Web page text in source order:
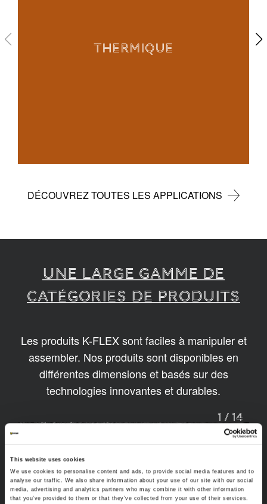
This website uses cookies
We use cookies to personalise content and ads, to provide social media features and to
analyse our traffic. We also share information about your use of our site with our social
media, advertising and analytics partners who may combine it with other information
that you’ve provided to them or that they’ve collected from your use of their services.
THERMIQUE
DÉCOUVREZ TOUTES LES APPLICATIONS
UNE LARGE GAMME DE
CATÉGORIES DE PRODUITS
Les produits K-FLEX sont faciles à manipuler et
assembler. Nos produits sont disponibles en
différentes dimensions et basés sur des
technologies innovantes et durables.
1 / 14